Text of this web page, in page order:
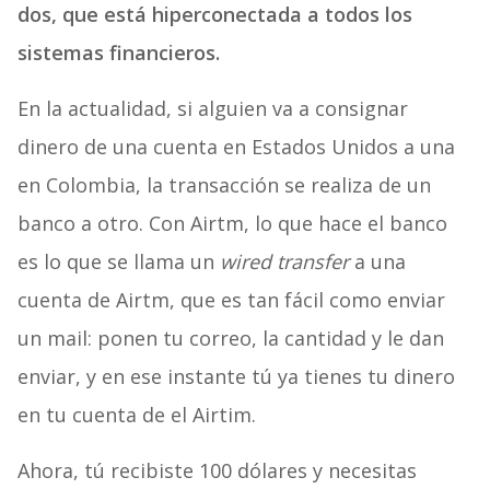
dos, que está hiperconectada a todos los
sistemas financieros.
En la actualidad, si alguien va a consignar
dinero de una cuenta en Estados Unidos a una
en Colombia, la transacción se realiza de un
banco a otro. Con Airtm, lo que hace el banco
es lo que se llama un wired transfera una
cuenta de Airtm, que es tan fácil como enviar
un mail: ponen tu correo, la cantidad y le dan
enviar, y en ese instante tú ya tienes tu dinero
en tu cuenta de el Airtim.
Ahora, tú recibiste 100 dólares y necesitas